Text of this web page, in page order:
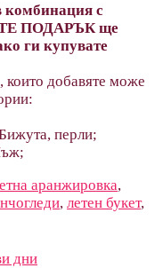
комбинация с
ПОДАРЪК ще
ги купувате
добавяте може
перли;
аранжировка,
, летен букет,